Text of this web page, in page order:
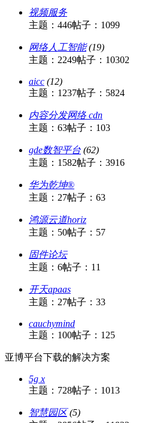
视频服务
主题：446帖子：1099
网络人工智能 (19)
主题：2249帖子：10302
aicc (12)
主题：1237帖子：5824
内容分发网络 cdn
主题：63帖子：103
gde数智平台 (62)
主题：1582帖子：3916
华为乾坤®
主题：27帖子：63
鸿源云道horiz
主题：50帖子：57
固件论坛
主题：6帖子：11
开天apaas
主题：27帖子：33
cauchymind
主题：100帖子：125
亚博平台下载的解决方案
5g x
主题：728帖子：1013
智慧园区 (5)